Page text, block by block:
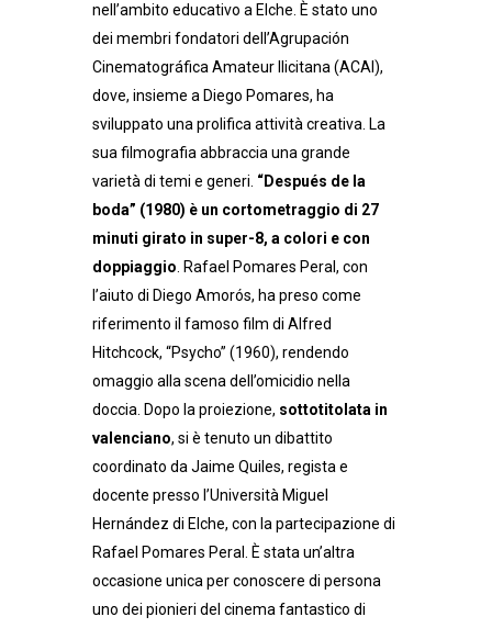
nell’ambito educativo a Elche. È stato uno
dei membri fondatori dell’Agrupación
Cinematográfica Amateur Ilicitana (ACAI),
dove, insieme a Diego Pomares, ha
sviluppato una prolifica attività creativa. La
sua filmografia abbraccia una grande
varietà di temi e generi. “Después de la
boda” (1980) è un cortometraggio di 27
minuti girato in super-8, a colori e con
doppiaggio . Rafael Pomares Peral, con
l’aiuto di Diego Amorós, ha preso come
riferimento il famoso film di Alfred
Hitchcock, “Psycho” (1960), rendendo
omaggio alla scena dell’omicidio nella
doccia. Dopo la proiezione, sottotitolata in
valenciano, si è tenuto un dibattito
coordinato da Jaime Quiles, regista e
docente presso l’Università Miguel
Hernández di Elche, con la partecipazione di
Rafael Pomares Peral. È stata un’altra
occasione unica per conoscere di persona
uno dei pionieri del cinema fantastico di